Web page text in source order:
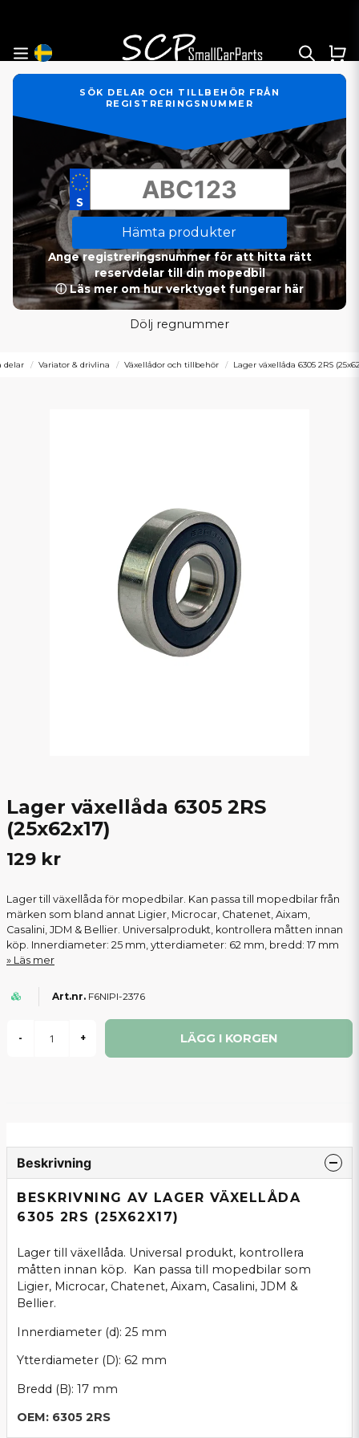
SÖK DELAR OCH TILLBEHÖR FRÅN
REGISTRERINGSNUMMER
Hämta produkter
Ange registreringsnummer för att hitta rätt
reservdelar till din mopedbil
ⓘ Läs mer om hur verktyget fungerar här
Dölj regnummer
delar Variator & drivlina Växellådor och tillbehör Lager växellåda 6305 2RS
Lager växellåda 6305 2RS
(25x62x17)
129 kr
Lager till växellåda för mopedbilar. Kan passa till mopedbilar från
märken som bland annat Ligier, Microcar, Chatenet, Aixam,
Casalini, JDM & Bellier. Universalprodukt, kontrollera måtten innan
köp. Innerdiameter: 25 mm, ytterdiameter: 62 mm, bredd: 17 mm
Läs mer
F6NIPI-2376
- + LÄGG I KORGEN
Beskrivning
BESKRIVNING AV LAGER VÄXELLÅDA
6305 2RS (25X62X17)
Lager till växellåda. Universal produkt, kontrollera
måtten innan köp. Kan passa till mopedbilar som
Ligier, Microcar, Chatenet, Aixam, Casalini, JDM &
Bellier.
Innerdiameter (d): 25 mm
Ytterdiameter (D): 62 mm
Bredd (B): 17 mm
OEM: 6305 2RS